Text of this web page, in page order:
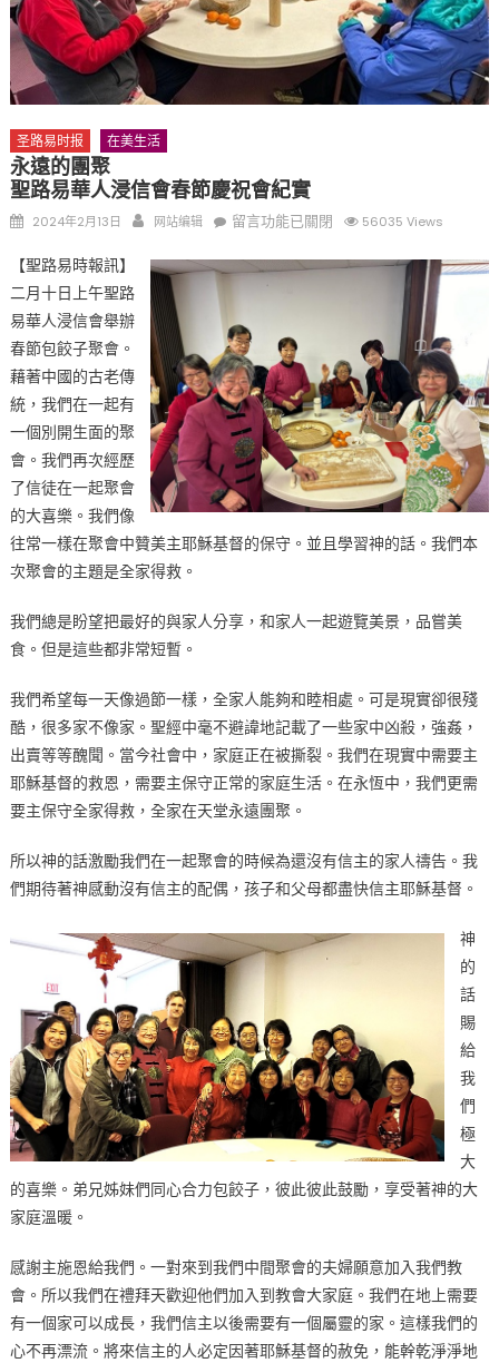
圣路易时报 在美生活
永遠的團聚
聖路易華人浸信會春節慶祝會紀實
Posted
2024年2月13日 Author
网站编辑
在
遠
團
聚
聖
路
易
華
人
浸
會
慶
紀
實〉
中
留言功能已關閉 56035 Views
【聖路易時報訊】
二月十日上午聖路
易華人浸信會舉辦
春節包餃子聚會。
藉著中國的古老傳
統，我們在一起有
一個別開生面的聚
會。我們再次經歷
了信徒在一起聚會
的大喜樂。我們像
往常一樣在聚會中贊美主耶穌基督的保守。並且學習神的話。我們本
次聚會的主題是全家得救。
我們總是盼望把最好的與家人分享，和家人一起遊覽美景，品嘗美
食。但是這些都非常短暫。
我們希望每一天像過節一樣，全家人能夠和睦相處。可是現實卻很殘
酷，很多家不像家。聖經中毫不避諱地記載了一些家中凶殺，強姦，
出賣等等醜聞。當今社會中，家庭正在被撕裂。我們在現實中需要主
耶穌基督的救恩，需要主保守正常的家庭生活。在永恆中，我們更需
要主保守全家得救，全家在天堂永遠團聚。
所以神的話激勵我們在一起聚會的時候為還沒有信主的家人禱告。我
們期待著神感動沒有信主的配偶，孩子和父母都盡快信主耶穌基督。
神
的
話
賜
給
我
們
極
大
的喜樂。弟兄姊妹們同心合力包餃子，彼此彼此鼓勵，享受著神的大
家庭溫暖。
感謝主施恩給我們。一對來到我們中間聚會的夫婦願意加入我們教
會。所以我們在禮拜天歡迎他們加入到教會大家庭。我們在地上需要
有一個家可以成長，我們信主以後需要有一個屬靈的家。這樣我們的
心不再漂流。將來信主的人必定因著耶穌基督的赦免，能幹乾淨淨地